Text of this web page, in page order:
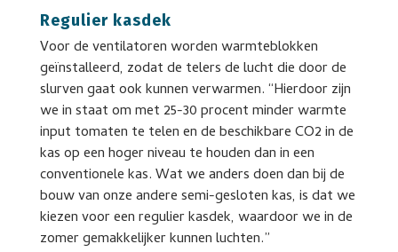
Regulier kasdek
Voor de ventilatoren worden warmteblokken
geïnstalleerd, zodat de telers de lucht die door de
slurven gaat ook kunnen verwarmen. “Hierdoor zijn
we in staat om met 25-30 procent minder warmte
input tomaten te telen en de beschikbare CO2 in de
kas op een hoger niveau te houden dan in een
conventionele kas. Wat we anders doen dan bij de
bouw van onze andere semi-gesloten kas, is dat we
kiezen voor een regulier kasdek, waardoor we in de
zomer gemakkelijker kunnen luchten.”